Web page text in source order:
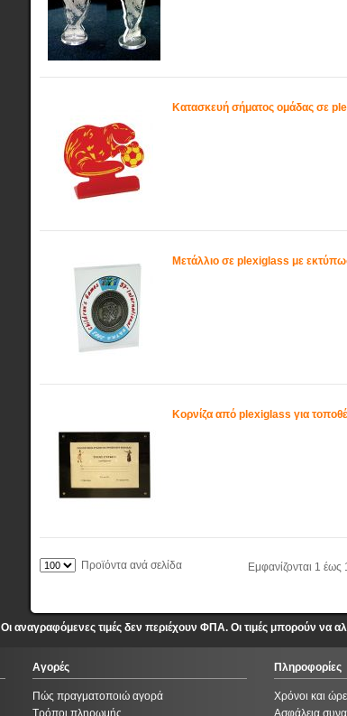
Κατασκευή σήματος ομάδας σε
Μετάλλιο σε plexiglass με
Κορνίζα από plexiglass για
Προϊόντα ανά σελίδα Εμφανίζονται 1
Οι αναγραφόμενες τιμές δεν περιέχουν ΦΠΑ. Οι τιμές μπορούν να
Αγορές
Πώς πραγματοποιώ αγορά
Τρόποι πληρωμής
Πληροφορίες
Χρόνοι και
Ασφάλεια